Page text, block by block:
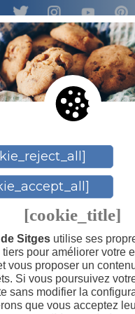
> Découvrez les
d’Atraccions del
[cookie_title]
Sitges utilise ses
tiers pour améliorer votre
vous proposer un
Si vous poursuivez
sans modifier la
que vous acceptez